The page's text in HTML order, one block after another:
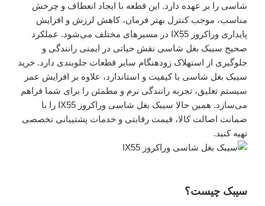
شاسی را بر عهده دارد. این قطعه با ایجاد انعطاف و چرخش
مناسب، موجب کنترل بهتر فرمان، کاهش لرزش و افزایش
پایداری وراکروز IX55 در مسیرهای مختلف می‌شود. عملکرد
صحیح سیبک بغل شاسی نقش حیاتی در ایمنی رانندگی و
جلوگیری از استهلاک زودهنگام سایر قطعات جلوبندی دارد. خرید
سیبک بغل شاسی با کیفیت و استاندارد، علاوه بر افزایش عمر
سیستم تعلیق، تجربه رانندگی نرم و مطمئن را برای شما فراهم
می‌سازد. همین حالا سیبک بغل شاسی وراکروز IX55 را با
ضمانت اصالت کالا، قیمت رقابتی و خدمات پشتیبانی تخصصی
تهیه کنید.
سیبک چیست؟